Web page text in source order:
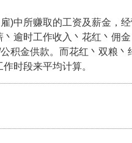
)中所赚取的工资及薪金，
逾时工作收入丶花红丶佣
积金供款。而花红丶双粮丶
时段来平均计算。